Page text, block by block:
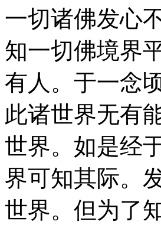
一切诸佛发心
知一切佛境界
有人。于一念
此诸世界无有
世界。如是经
界可知其际。
世界。但为了